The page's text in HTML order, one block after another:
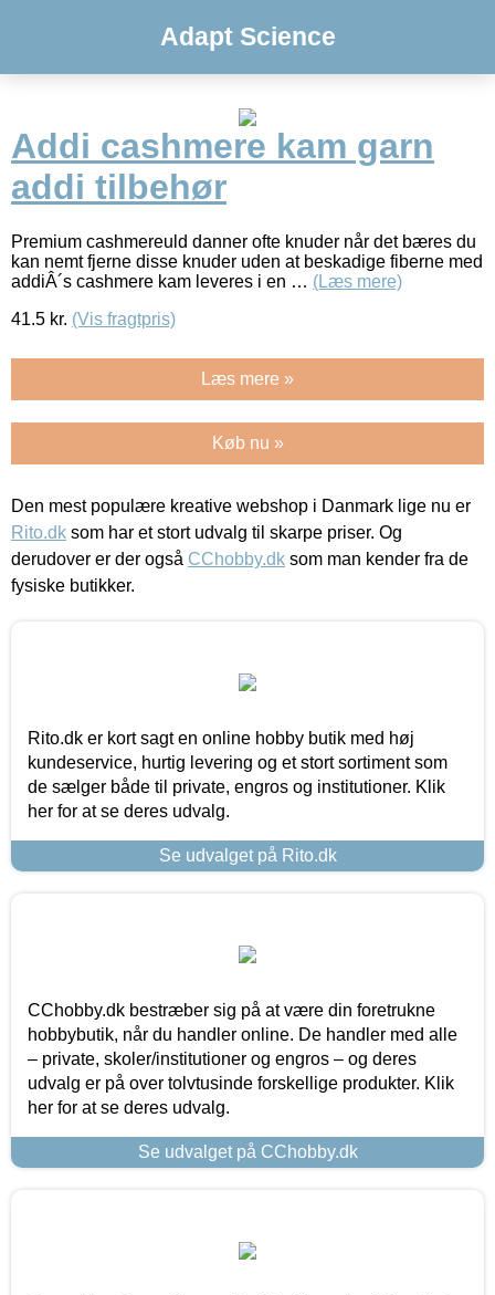
Adapt Science
Addi cashmere kam garn
addi tilbehør
Premium cashmereuld danner ofte knuder når det bæres du
kan nemt fjerne disse knuder uden at beskadige fiberne med
addiÂ´s cashmere kam leveres i en … (Læs mere)
41.5 kr. (Vis fragtpris)
Læs mere »
Køb nu »
Den mest populære kreative webshop i Danmark lige nu er
Rito.dk som har et stort udvalg til skarpe priser. Og
derudover er der også CChobby.dk som man kender fra de
fysiske butikker.
Rito.dk er kort sagt en online hobby butik med høj
kundeservice, hurtig levering og et stort sortiment som
de sælger både til private, engros og institutioner. Klik
her for at se deres udvalg.
Se udvalget på Rito.dk
CChobby.dk bestræber sig på at være din foretrukne
hobbybutik, når du handler online. De handler med alle
– private, skoler/institutioner og engros – og deres
udvalg er på over tolvtusinde forskellige produkter. Klik
her for at se deres udvalg.
Se udvalget på CChobby.dk